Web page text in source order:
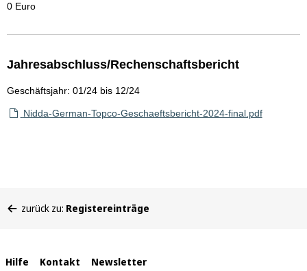
0 Euro
Jahresabschluss/Rechenschaftsbericht
Geschäftsjahr: 01/24 bis 12/24
Nidda-German-Topco-Geschaeftsbericht-2024-final.pdf
befinden
zurück zu: Registereinträge
Interne
Hilfe Kontakt Newsletter